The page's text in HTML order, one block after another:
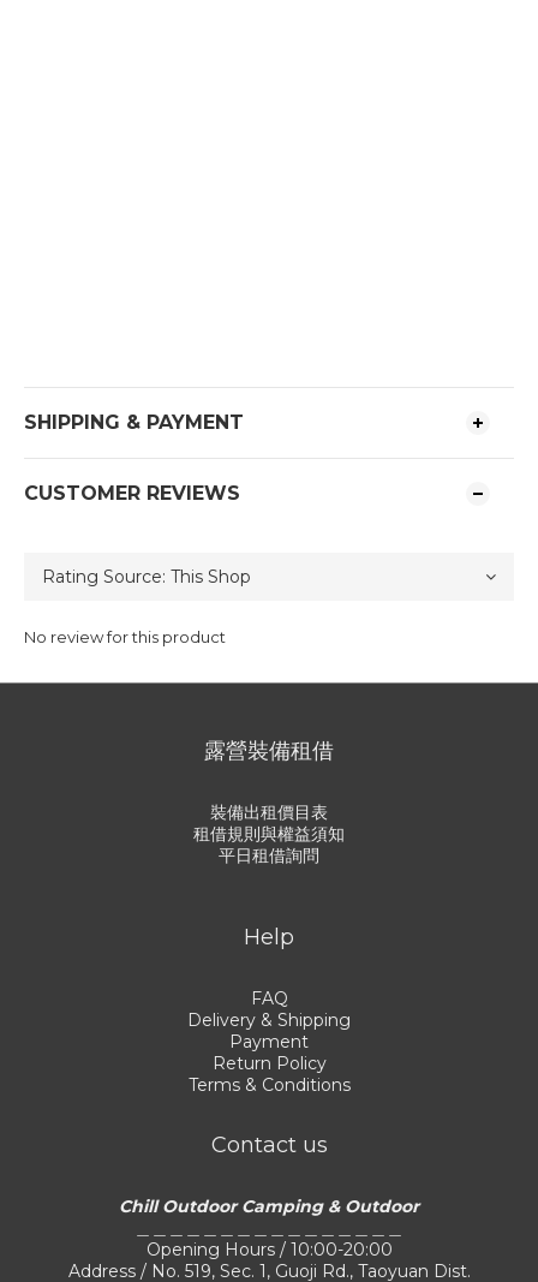
SHIPPING & PAYMENT
CUSTOMER REVIEWS
No review for this product
露營裝備租借
裝備出租價目表
租借規則與權益須知
平日租借詢問
Help
FAQ
Delivery & Shipping
Payment
Return Policy
Terms & Conditions
Contact us
Chill Outdoor Camping & Outdoor
Opening Hours / 10:00-20:00
Address / No. 519, Sec. 1, Guoji Rd., Taoyuan Dist.